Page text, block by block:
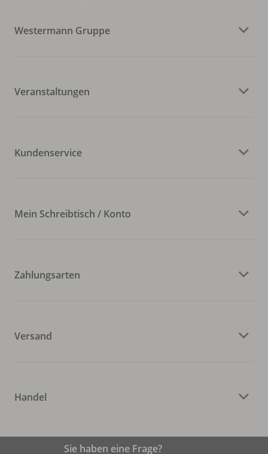
Westermann Gruppe
Veranstaltungen
Kundenservice
Mein Schreibtisch / Konto
Zahlungsarten
Versand
Handel
Sie haben eine Frage?